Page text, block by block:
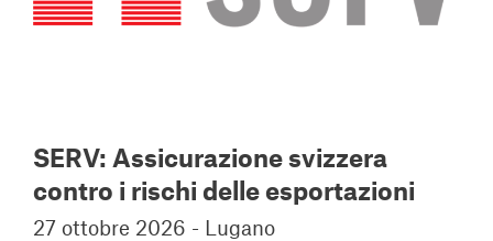
SERV: Assicurazione svizzera
contro i rischi delle esportazioni
27 ottobre 2026 - Lugano